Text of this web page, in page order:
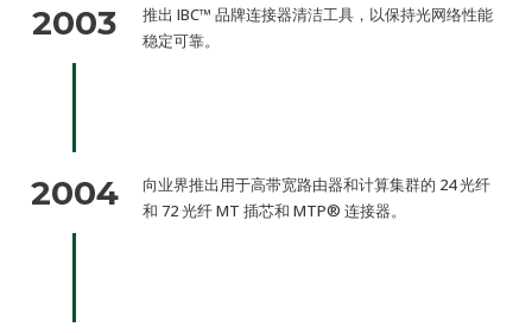
2003
推出 IBC™ 品牌连接器清洁工具，以保持光网络性能
稳定可靠。
2004
向业界推出用于高带宽路由器和计算集群的 24 光纤
和 72 光纤 MT 插芯和 MTP® 连接器。